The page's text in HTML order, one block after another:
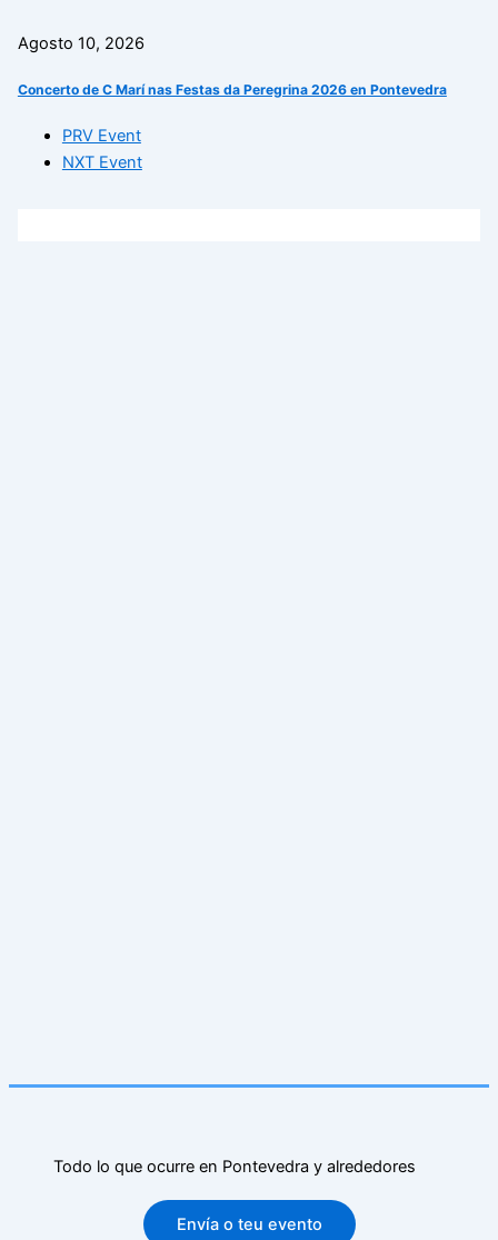
Agosto 10, 2026
Concerto de C Marí nas Festas da Peregrina 2026 en Pontevedra
PRV Event
NXT Event
Todo lo que ocurre en Pontevedra y alrededores
Envía o teu evento